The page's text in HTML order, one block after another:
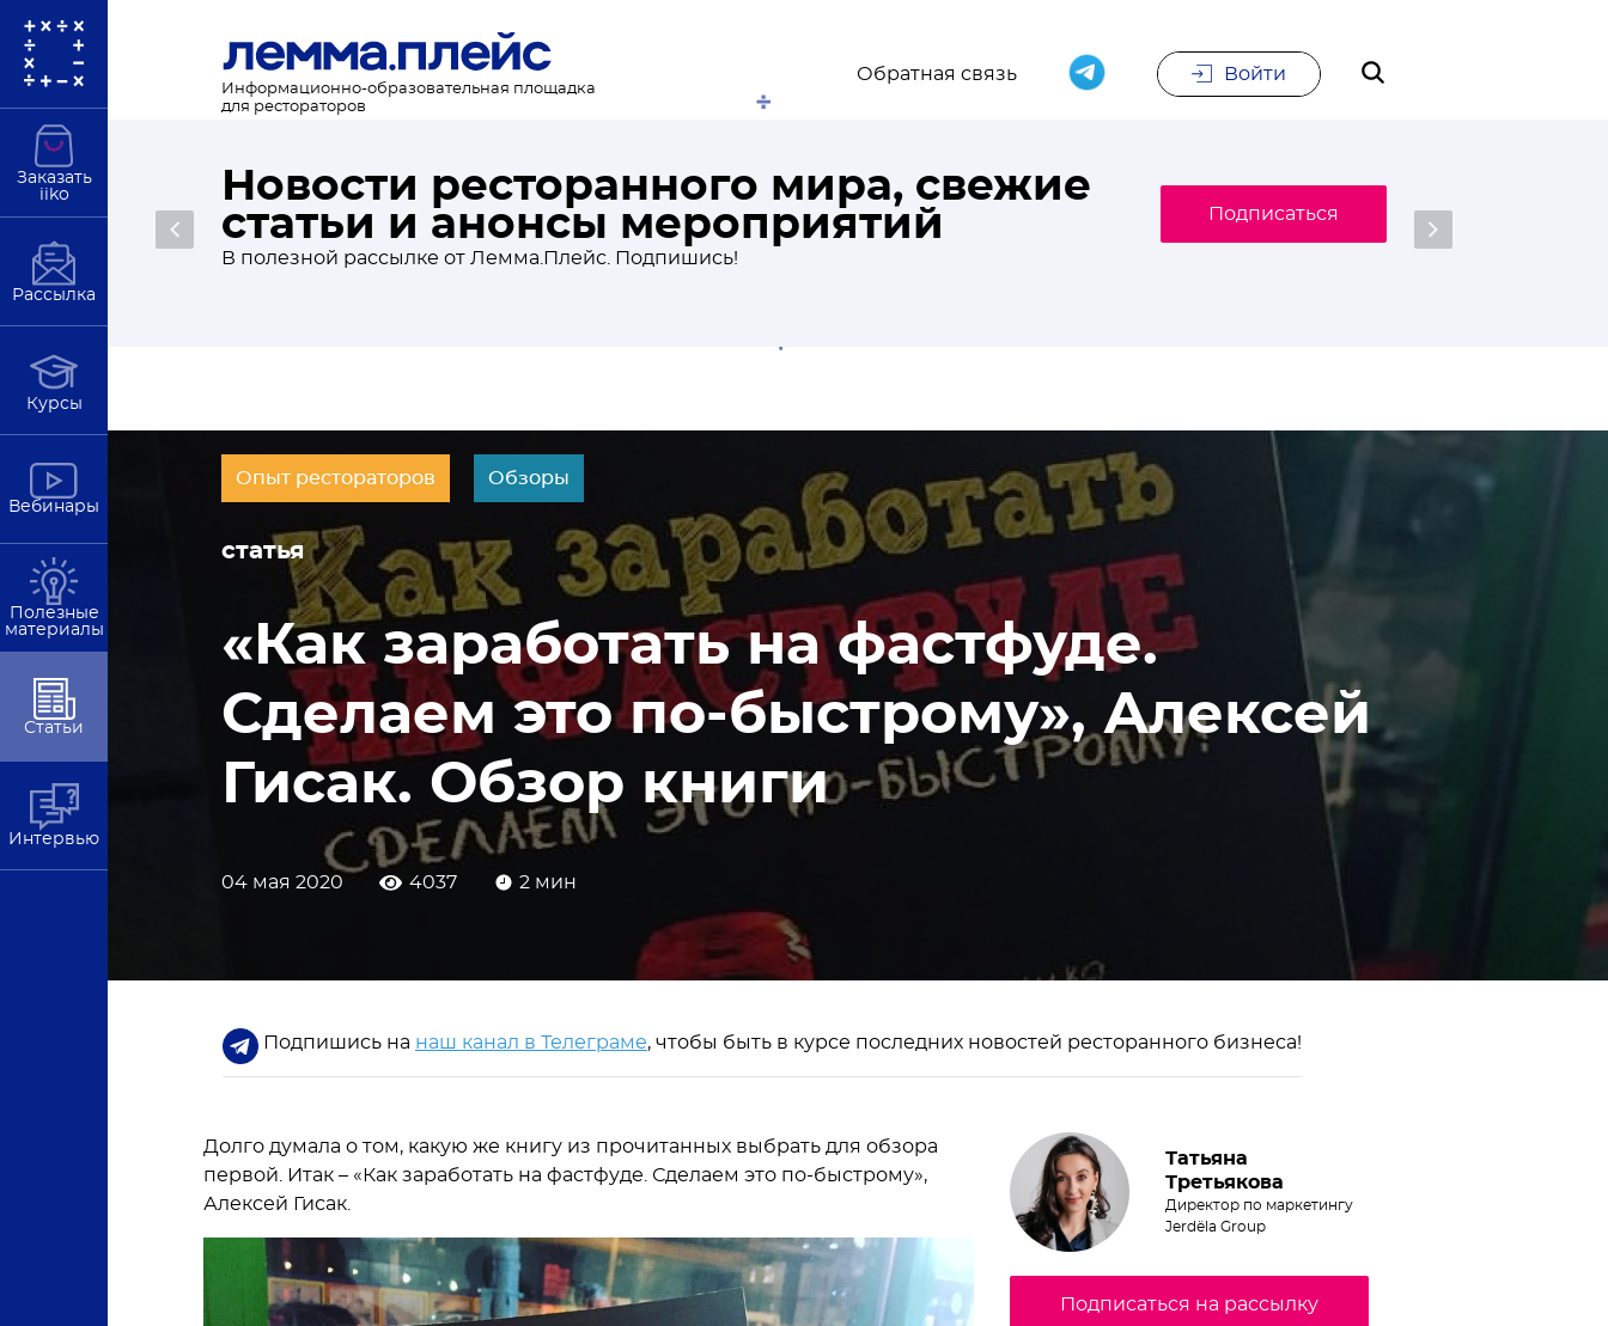
Заказать
iiko
Рассылка
Курсы
Вебинары
Полезные
материалы
Статьи
Интервью
Информационно-образовательная площадка
для рестораторов
Обратная связь Войти
Подробнее
Новости ресторанного мира, свежие
статьи и анонсы мероприятий
В полезной рассылке от Лемма.Плейс. Подпишись!
Подписаться
Опыт рестораторов Обзоры
статья
«Как заработать на фастфуде.
Сделаем это по-быстрому», Алексей
Гисак. Обзор книги
04 мая 2020 4037 2 мин
Подпишись на наш канал в Телеграме, чтобы быть в курсе последних новостей ресторанного бизнеса!
Долго думала о том, какую же книгу из прочитанных выбрать для обзора
первой. Итак – «Как заработать на фастфуде. Сделаем это по-быстрому»,
Алексей Гисак.
Татьяна
Третьякова
Директор по маркетингу
Jerdёla Group
Подписаться на рассылку